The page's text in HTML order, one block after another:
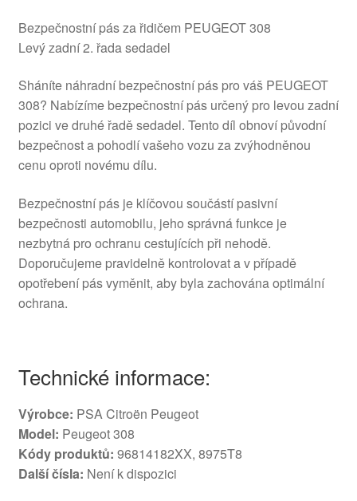
Bezpečnostní pás za řidičem PEUGEOT 308
Levý zadní 2. řada sedadel
Sháníte náhradní bezpečnostní pás pro váš PEUGEOT
308? Nabízíme bezpečnostní pás určený pro levou zadní
pozici ve druhé řadě sedadel. Tento díl obnoví původní
bezpečnost a pohodlí vašeho vozu za zvýhodněnou
cenu oproti novému dílu.
Bezpečnostní pás je klíčovou součástí pasivní
bezpečnosti automobilu, jeho správná funkce je
nezbytná pro ochranu cestujících při nehodě.
Doporučujeme pravidelně kontrolovat a v případě
opotřebení pás vyměnit, aby byla zachována optimální
ochrana.
Technické informace:
Výrobce: PSA Citroën Peugeot
Model: Peugeot 308
Kódy produktů: 96814182XX, 8975T8
Další čísla: Není k dispozici